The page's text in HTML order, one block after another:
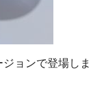
ョンで登場しま